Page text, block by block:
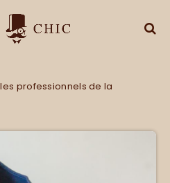
professionnels de la